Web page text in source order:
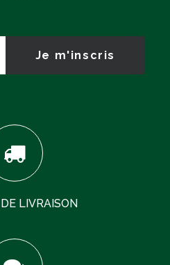
LIVRAISON